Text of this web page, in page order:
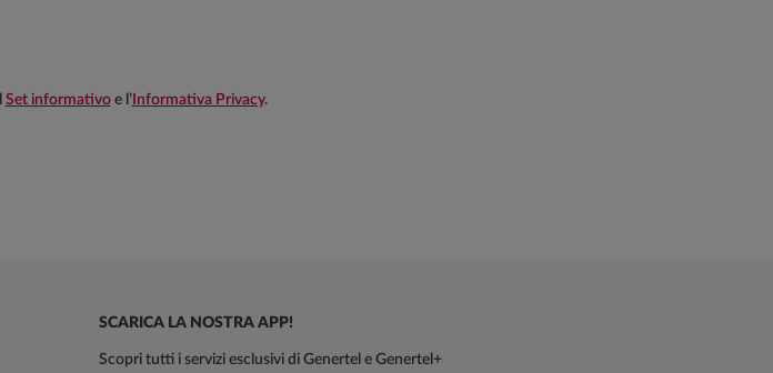
Set informativoe l’Informativa Privacy.
SCARICA LA NOSTRA APP!
Scopri tutti i servizi esclusivi di Genertel e Genertel+